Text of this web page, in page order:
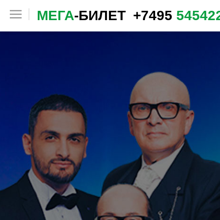
МЕГА-БИЛЕТ +7495